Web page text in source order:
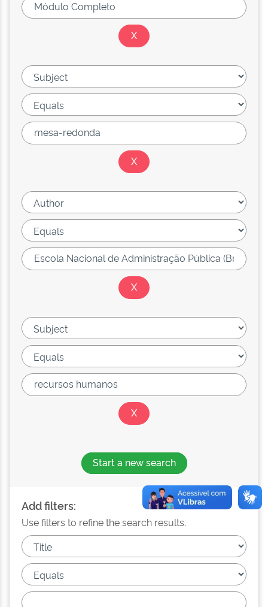
Start a new search
Add filters:
Use filters to refine the search results.